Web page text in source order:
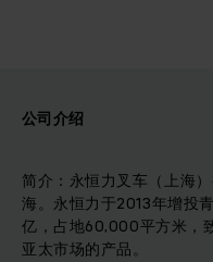
公司介绍
简介：永恒力叉车（上海
海。永恒力于2013年增投
亿，占地60,000平方米，
亚太市场的产品。